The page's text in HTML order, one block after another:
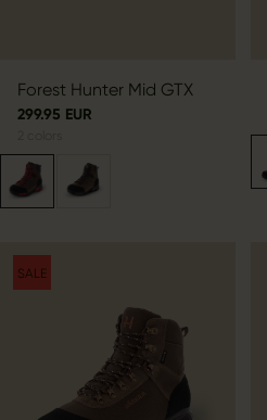
Forest Hunter Mid GTX
299.95 EUR
SALE